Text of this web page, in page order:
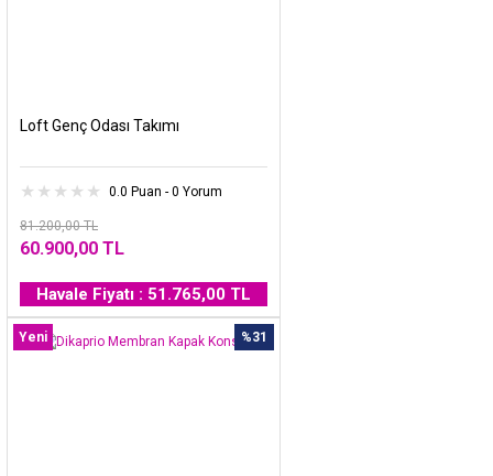
Loft Genç Odası Takımı
0.0 Puan - 0 Yorum
81.200,00 TL
60.900,00 TL
Havale Fiyatı : 51.765,00 TL
%31
Yeni